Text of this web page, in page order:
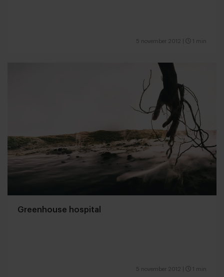
5 november 2012 1 min
Greenhouse hospital
5 november 2012 1 min